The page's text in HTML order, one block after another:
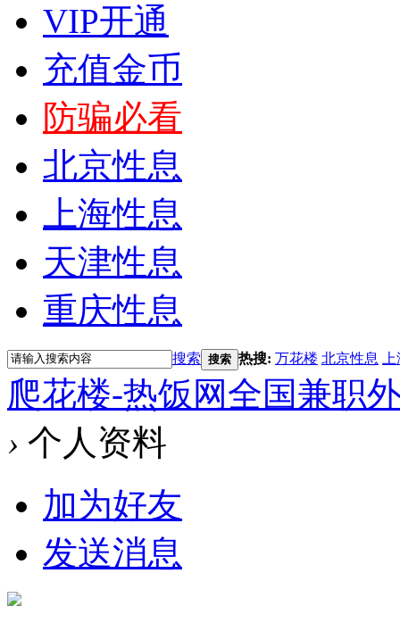
VIP开通
充值金币
防骗必看
北京性息
上海性息
天津性息
重庆性息
搜索 搜索 热搜: 万花楼 北京性息
爬花楼-热饭网全国兼职
› 个人资料
加为好友
发送消息